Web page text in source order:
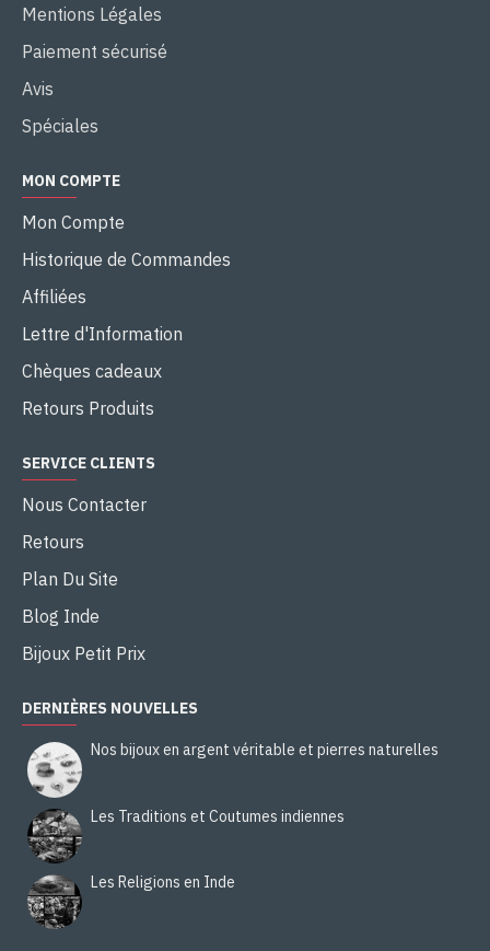
Mentions Légales
Paiement sécurisé
Avis
Spéciales
MON COMPTE
Mon Compte
Historique de Commandes
Affiliées
Lettre d'Information
Chèques cadeaux
Retours Produits
SERVICE CLIENTS
Nous Contacter
Retours
Plan Du Site
Blog Inde
Bijoux Petit Prix
DERNIÈRES NOUVELLES
Nos bijoux en argent véritable et pierres naturelles
Les Traditions et Coutumes indiennes
Les Religions en Inde